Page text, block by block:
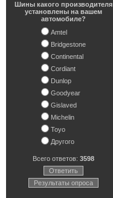
Шины какого производителя
установлены на вашем
автомобиле?
Amtel
Bridgestone
Continental
Cordiant
Dunlop
Goodyear
Gislaved
Michelin
Toyo
Другого
Всего ответов: 3598
Ответить
Результаты опроса